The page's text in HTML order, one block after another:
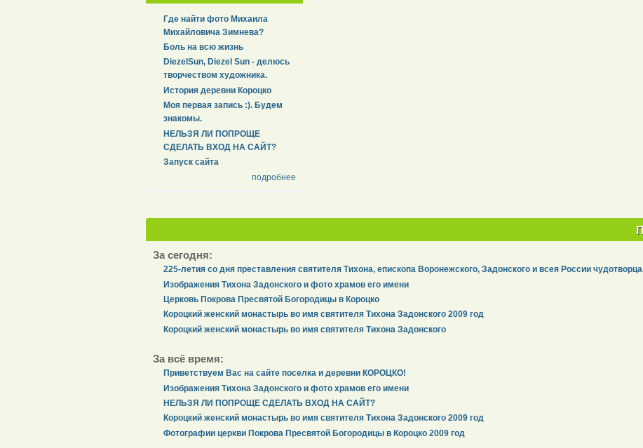
Где найти фото Михаила
Михайловича Зимнева?
Боль на всю жизнь
DiezelSun, Diezel Sun - делюсь
творчеством художника.
История деревни Короцко
Моя первая запись :). Будем
знакомы.
НЕЛЬЗЯ ЛИ ПОПРОЩЕ
СДЕЛАТЬ ВХОД НА САЙТ?
Запуск сайта
подробнее
За сегодня:
225-летия со дня преставления святителя Тихона, епископа Воронежского, Задонского и всея России
Изображения Тихона Задонского и фото храмов его имени
Церковь Покрова Пресвятой Богородицы в Короцко
Короцкий женский монастырь во имя святителя Тихона Задонского 2009 год
Короцкий женский монастырь во имя святителя Тихона Задонского
За всё время:
Приветствуем Вас на сайте поселка и деревни КОРОЦКО!
Изображения Тихона Задонского и фото храмов его имени
НЕЛЬЗЯ ЛИ ПОПРОЩЕ СДЕЛАТЬ ВХОД НА САЙТ?
Короцкий женский монастырь во имя святителя Тихона Задонского 2009 год
Фотографии церкви Покрова Пресвятой Богородицы в Короцко 2009 год